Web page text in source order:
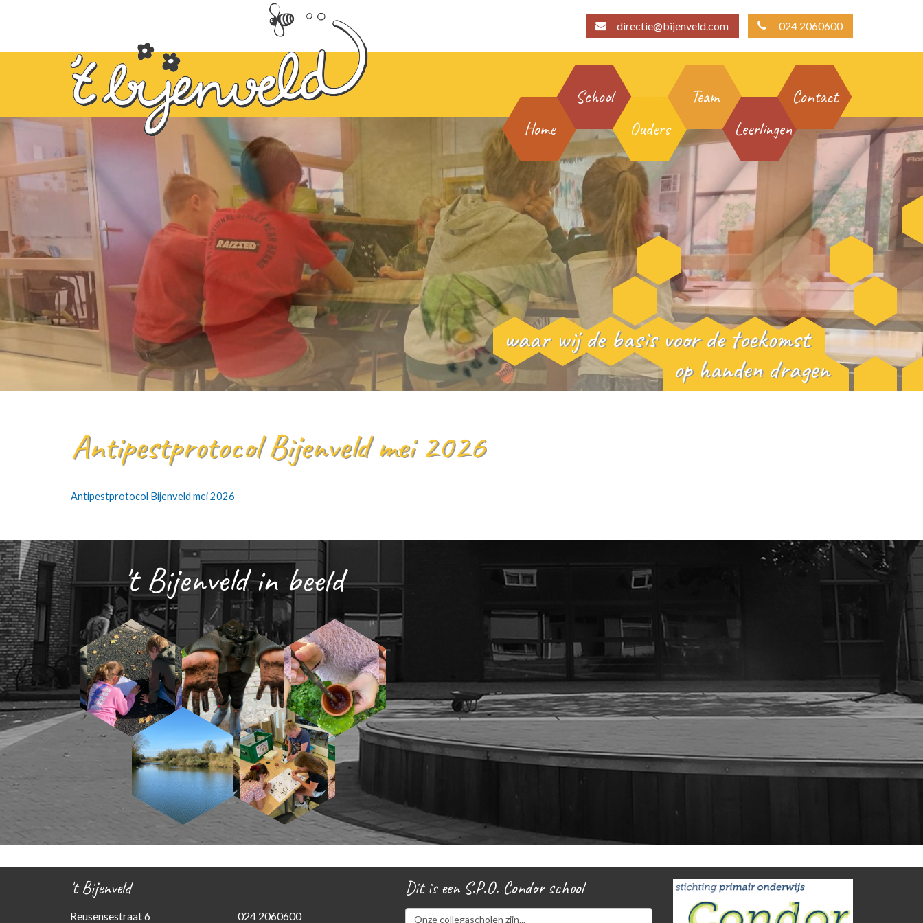
directie@bijenveld.com 024 2060600
Home
School
Ouders
Team
Leerlingen
Contact
waar wij de basis voor de toekomst
op handen dragen
Antipestprotocol Bijenveld mei 2026
Antipestprotocol Bijenveld mei 2026
't Bijenveld in beeld
't Bijenveld
Reusensestraat 6 024 2060600
Dit is een S.P.O. Condor school